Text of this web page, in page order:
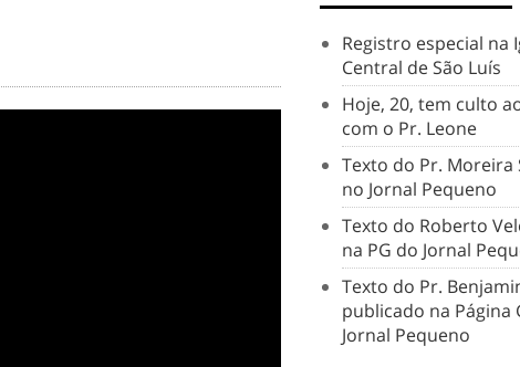
Registro especial na
Central de São Luís
Hoje, 20, tem culto
com o Pr. Leone
Texto do Pr. Moreira
no Jornal Pequeno
Texto do Roberto
na PG do Jornal
Texto do Pr.
publicado na Página
Jornal Pequeno